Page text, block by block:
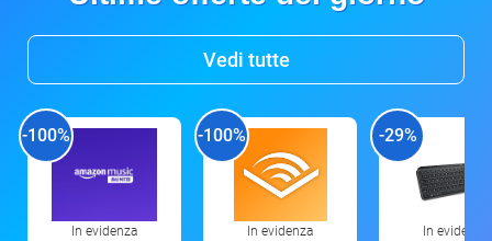
Vedi tutte
-100%
In evidenza
-100%
In evidenza
-29%
In evidenza